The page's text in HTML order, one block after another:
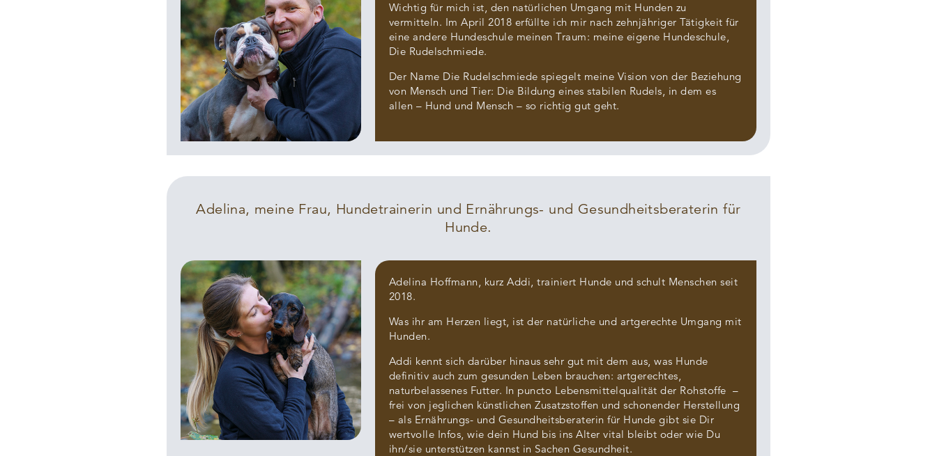
Wichtig für mich ist, den natürlichen Umgang mit Hunden zu
vermitteln. Im April 2018 erfüllte ich mir nach zehnjähriger Tätigkeit für
eine andere Hundeschule meinen Traum: meine eigene Hundeschule,
Die Rudelschmiede.
Der Name Die Rudelschmiede spiegelt meine Vision von der Beziehung
von Mensch und Tier: Die Bildung eines stabilen Rudels, in dem es
allen – Hund und Mensch – so richtig gut geht.
Adelina, meine Frau, Hundetrainerin und Ernährungs- und Gesundheitsberaterin für
Hunde.
Adelina Hoffmann, kurz Addi, trainiert Hunde und schult Menschen seit
2018.
Was ihr am Herzen liegt, ist der natürliche und artgerechte Umgang mit
Hunden.
Addi kennt sich darüber hinaus sehr gut mit dem aus, was Hunde
definitiv auch zum gesunden Leben brauchen: artgerechtes,
naturbelassenes Futter. In puncto Lebensmittelqualität der Rohstoffe –
frei von jeglichen künstlichen Zusatzstoffen und schonender Herstellung
– als Ernährungs- und Gesundheitsberaterin für Hunde gibt sie Dir
wertvolle Infos, wie dein Hund bis ins Alter vital bleibt oder wie Du
ihn/sie unterstützen kannst in Sachen Gesundheit.